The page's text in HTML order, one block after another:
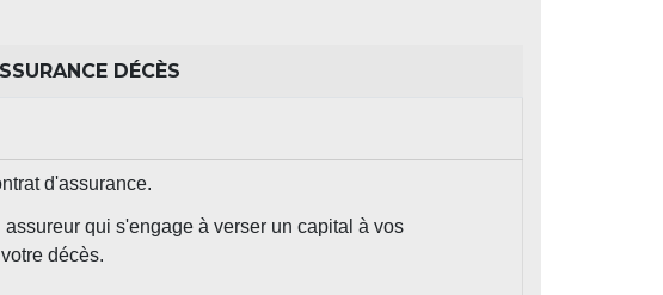
DÉCÈS
d'assurance.
qui s'engage à verser un capital à vos
décès.